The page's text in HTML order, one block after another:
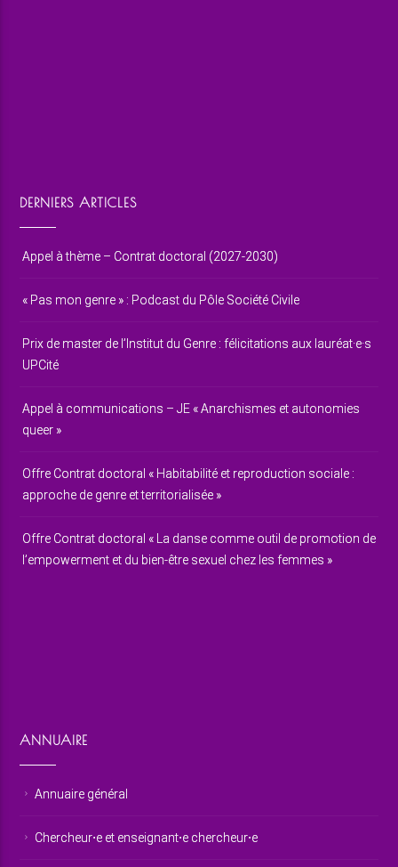
DERNIERS ARTICLES
Appel à thème – Contrat doctoral (2027-2030)
« Pas mon genre » : Podcast du Pôle Société Civile
Prix de master de l’Institut du Genre : félicitations aux lauréat·e·s
UPCité
Appel à communications – JE « Anarchismes et autonomies
queer »
Offre Contrat doctoral « Habitabilité et reproduction sociale :
approche de genre et territorialisée »
Offre Contrat doctoral « La danse comme outil de promotion de
l’empowerment et du bien-être sexuel chez les femmes »
ANNUAIRE
Annuaire général
Chercheur⋅e et enseignant⋅e chercheur⋅e